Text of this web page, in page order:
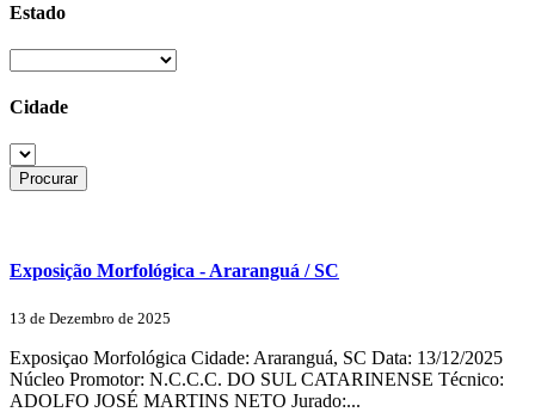
Estado
Cidade
Exposição Morfológica - Araranguá / SC
13 de Dezembro de 2025
Exposiçao Morfológica Cidade: Araranguá, SC Data: 13/12/2025
Núcleo Promotor: N.C.C.C. DO SUL CATARINENSE Técnico:
ADOLFO JOSÉ MARTINS NETO Jurado:...